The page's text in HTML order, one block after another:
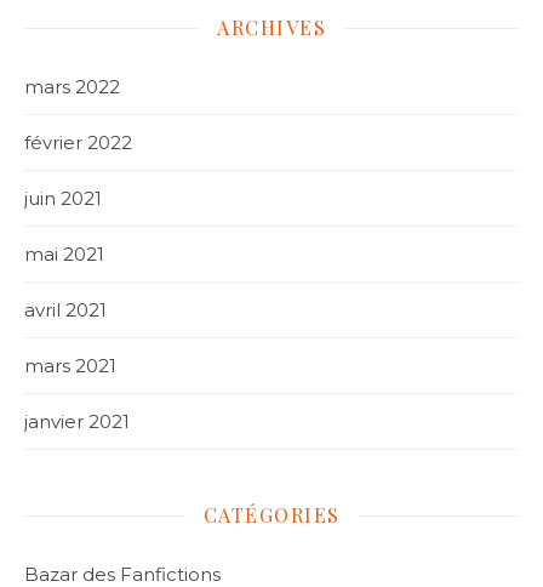
ARCHIVES
mars 2022
février 2022
juin 2021
mai 2021
avril 2021
mars 2021
janvier 2021
CATÉGORIES
Bazar des Fanfictions